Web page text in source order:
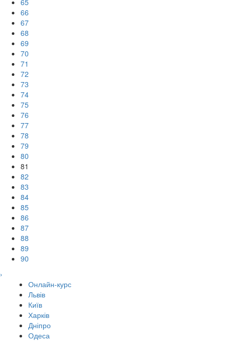
66
67
68
69
70
71
72
73
74
75
76
77
78
79
80
81
82
83
84
85
86
87
88
89
90
›
Онлайн-курс
Львів
Київ
Харків
Дніпро
Одеса